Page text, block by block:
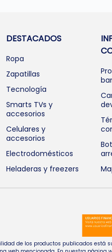
DESTACADOS
Ropa
Zapatillas
Tecnología
Smarts TVs y
accesorios
Celulares y
accesorios
Electrodomésticos
Heladeras y freezers
de los productos publicados está